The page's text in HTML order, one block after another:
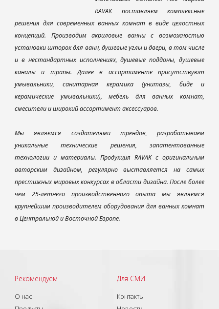
RAVAK поставляем комплексные
решения для современных ванных комнат в виде целостных
концепций. Производим акриловые ванны с возможностью
установки шторок для ванн, душевые углы и двери, в том числе
и в нестандартных исполнениях, душевые поддоны, душевые
каналы и трапы. Далее в ассортименте присутствуют
умывальники, санитарная керамика (унитазы, биде и
керамические умывальники), мебель для ванных комнат,
смесители и широкий ассортимент аксессуаров.
Мы являемся создателями трендов, разрабатываем
уникальные технические решения, запатентованные
технологии и материалы. Продукция RAVAK с оригинальным
авторским дизайном, регулярно выставляется на самых
престижных мировых конкурсах в области дизайна. После более
чем 25-летнего производственного опыта мы являемся
крупнейшим производителем оборудования для ванных комнат
в Центральной и Восточной Европе.
Рекомендуем
О нас
Для СМИ
Контакты